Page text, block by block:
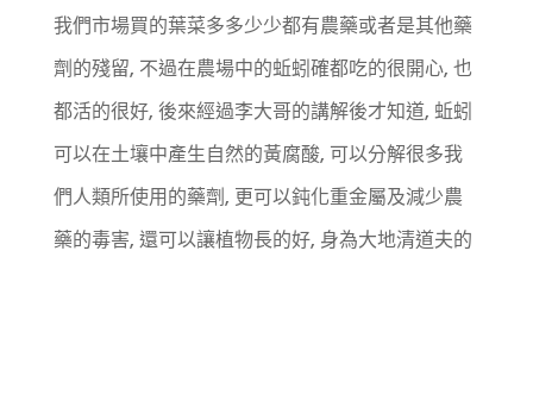
我們市場買的葉菜多多少少都有農藥或者是其他藥
劑的殘留, 不過在農場中的蚯蚓確都吃的很開心, 也
都活的很好, 後來經過李大哥的講解後才知道, 蚯蚓
可以在土壤中產生自然的黃腐酸, 可以分解很多我
們人類所使用的藥劑, 更可以鈍化重金屬及減少農
藥的毒害, 還可以讓植物長的好, 身為大地清道夫的